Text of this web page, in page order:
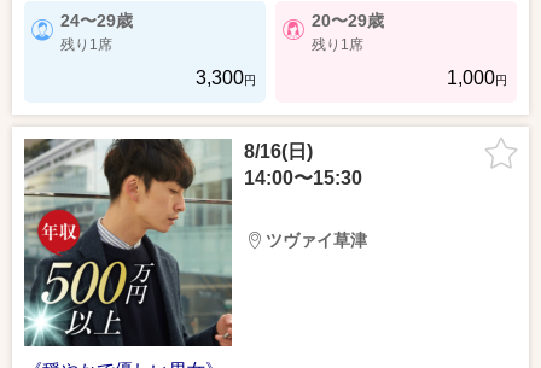
24〜29歳
残り1席
3,300円
20〜29歳
残り1席
1,000円
8/16(日)
14:00〜15:30
ツヴァイ草津